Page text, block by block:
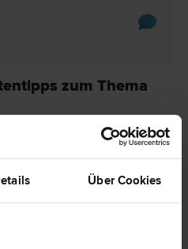
Über Cookies
zum Thema